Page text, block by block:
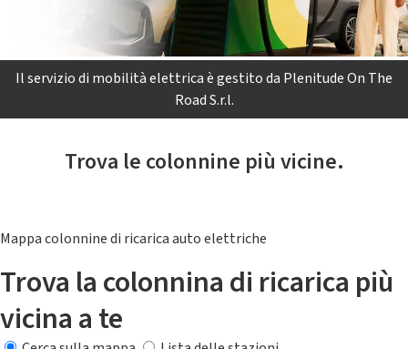
Il servizio di mobilità elettrica è gestito da Plenitude On The
Road S.r.l.
Trova le colonnine più vicine.
Mappa colonnine di ricarica auto elettriche
Trova la colonnina di ricarica più
vicina a te